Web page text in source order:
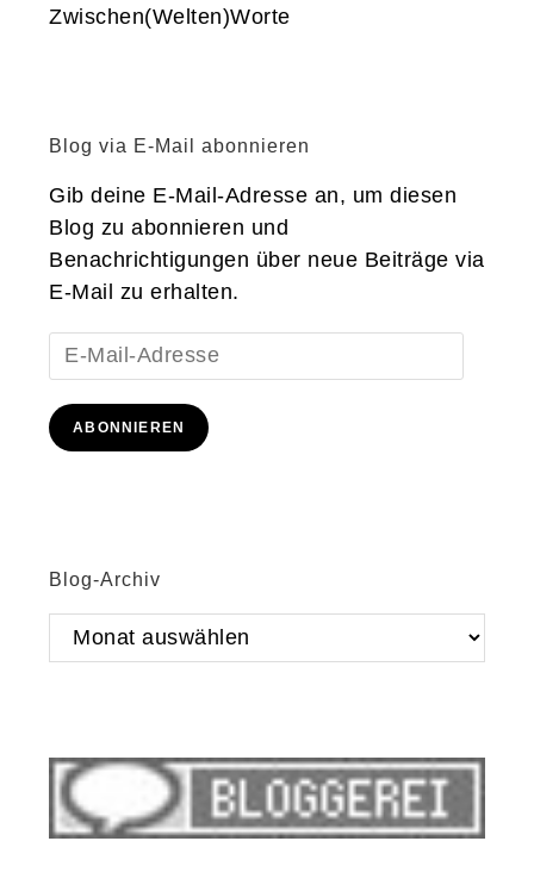
Zwischen(Welten)Worte
Blog via E-Mail abonnieren
Gib deine E-Mail-Adresse an, um diesen
Blog zu abonnieren und
Benachrichtigungen über neue Beiträge via
E-Mail zu erhalten.
E-
Mail-
Adresse
ABONNIEREN
Blog-Archiv
Blog-
Archiv